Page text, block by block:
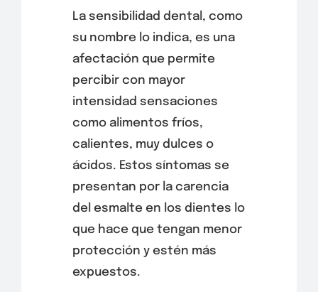
La sensibilidad dental, como
su nombre lo indica, es una
afectación que permite
percibir con mayor
intensidad sensaciones
como alimentos fríos,
calientes, muy dulces o
ácidos. Estos síntomas se
presentan por la carencia
del esmalte en los dientes lo
que hace que tengan menor
protección y estén más
expuestos.